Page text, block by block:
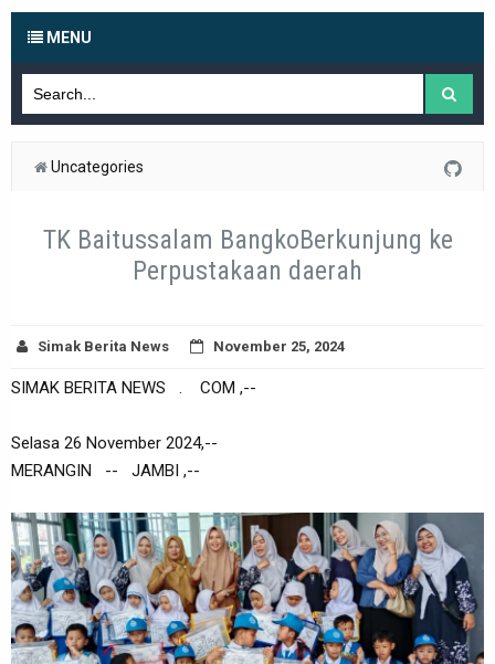
MENU
Uncategories
TK Baitussalam BangkoBerkunjung ke
Perpustakaan daerah
Simak Berita News November 25, 2024
SIMAK BERITA NEWS . COM ,--
Selasa 26 November 2024,--
MERANGIN -- JAMBI ,--